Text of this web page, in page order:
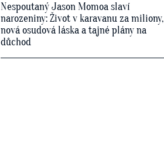
Nespoutaný Jason Momoa slaví
narozeniny: Život v karavanu za miliony,
nová osudová láska a tajné plány na
důchod